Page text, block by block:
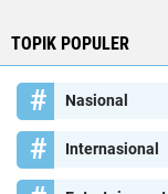
TOPIK POPULER
Nasional
Internasional